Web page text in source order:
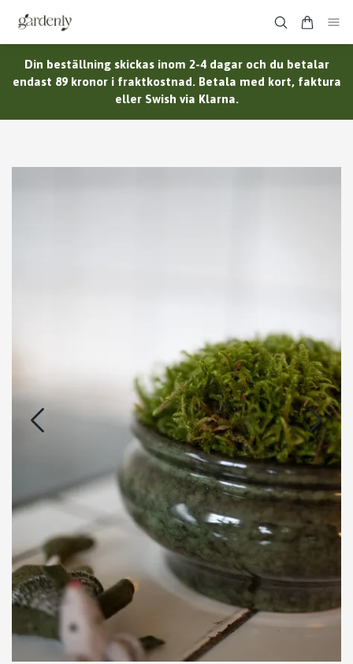
Din beställning skickas inom 2-4 dagar och du betalar
endast 89 kronor i fraktkostnad. Betala med kort, faktura
eller Swish via Klarna.